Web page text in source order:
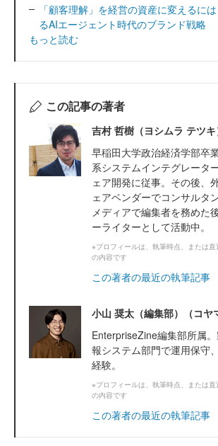
「顧客理解」を経営の資産に変えるに
るAIエージェント時代のブランド戦略
もっと読む
この記事の著者
吉村 哲樹（ヨシムラ テツキ
早稲田大学政治経済学部卒
系システムインテグレータ
ェア開発に従事。その後、
ェアベンダーでコンサルタ
メディアで編集者を務めた
ーライターとして活動中。
※プロフィールは、執筆時点、または
の内容です
この著者の最近の執筆記事
小山 奨太（編集部）（コヤ
EnterpriseZine編集部所属
報システム部門で運用保守
経験。
※プロフィールは、執筆時点、または
の内容です
この著者の最近の執筆記事